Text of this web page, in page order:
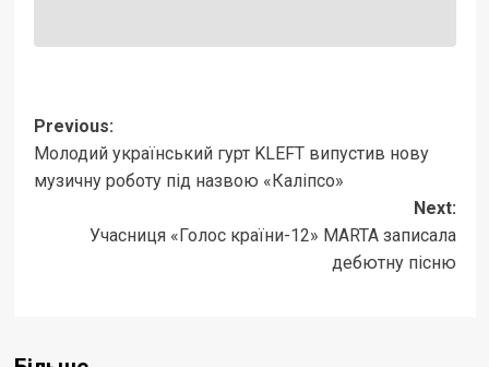
Post
navigation
Previous:
Молодий український гурт KLEFT випустив нову
музичну роботу під назвою «Каліпсо»
Next:
Учасниця «Голос країни-12» MARTA записала
дебютну пісню